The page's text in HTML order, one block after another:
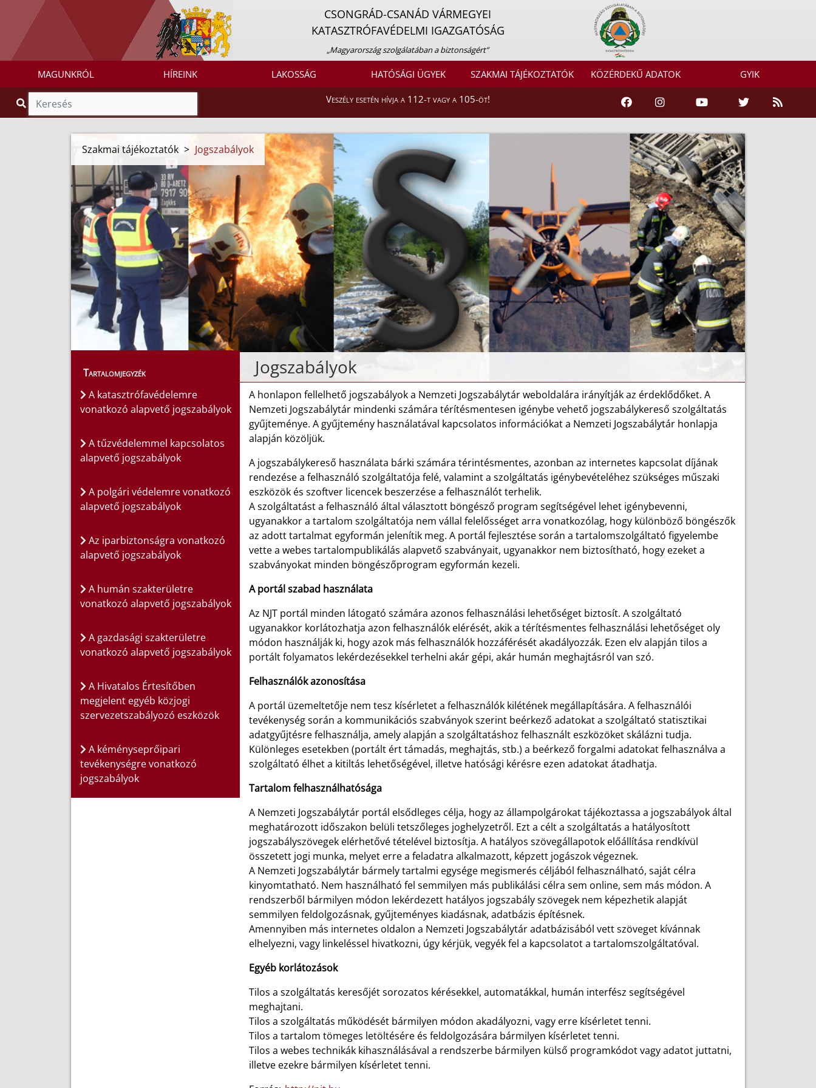
CSONGRÁD-CSANÁD VÁRMEGYEI
KATASZTRÓFAVÉDELMI IGAZGATÓSÁG
„Magyarország szolgálatában a biztonságért”
MAGUNKRÓL HÍREINK LAKOSSÁG HATÓSÁGI ÜGYEK SZAKMAI TÁJÉKOZTATÓK KÖZÉRDEKŰ ADATOK GYIK
Veszély esetén hívja a 112-t vagy a 105-öt!
Szakmai tájékoztatók > Jogszabályok
Tartalomjegyzék
A katasztrófavédelemre
vonatkozó alapvető jogszabályok
A tűzvédelemmel kapcsolatos
alapvető jogszabályok
A polgári védelemre vonatkozó
alapvető jogszabályok
Az iparbiztonságra vonatkozó
alapvető jogszabályok
A humán szakterületre
vonatkozó alapvető jogszabályok
A gazdasági szakterületre
vonatkozó alapvető jogszabályok
A Hivatalos Értesítőben
megjelent egyéb közjogi
szervezetszabályozó eszközök
A kéményseprőipari
tevékenységre vonatkozó
jogszabályok
Jogszabályok
A honlapon fellelhető jogszabályok a Nemzeti Jogszabálytár weboldalára irányítják az érdeklődőket. A
Nemzeti Jogszabálytár mindenki számára térítésmentesen igénybe vehető jogszabálykereső szolgáltatás
gyűjteménye. A gyűjtemény használatával kapcsolatos információkat a Nemzeti Jogszabálytár honlapja
alapján közöljük.
A jogszabálykereső használata bárki számára térintésmentes, azonban az internetes kapcsolat díjának
rendezése a felhasználó szolgáltatója felé, valamint a szolgáltatás igénybevételéhez szükséges műszaki
eszközök és szoftver licencek beszerzése a felhasználót terhelik.
A szolgáltatást a felhasználó által választott böngésző program segítségével lehet igénybevenni,
ugyanakkor a tartalom szolgáltatója nem vállal felelősséget arra vonatkozólag, hogy különböző böngészők
az adott tartalmat egyformán jelenítik meg. A portál fejlesztése során a tartalomszolgáltató figyelembe
vette a webes tartalompublikálás alapvető szabványait, ugyanakkor nem biztosítható, hogy ezeket a
szabványokat minden böngészőprogram egyformán kezeli.
A portál szabad használata
Az NJT portál minden látogató számára azonos felhasználási lehetőséget biztosít. A szolgáltató
ugyanakkor korlátozhatja azon felhasználók elérését, akik a térítésmentes felhasználási lehetőséget oly
módon használják ki, hogy azok más felhasználók hozzáférését akadályozzák. Ezen elv alapján tilos a
portált folyamatos lekérdezésekkel terhelni akár gépi, akár humán meghajtásról van szó.
Felhasználók azonosítása
A portál üzemeltetője nem tesz kísérletet a felhasználók kilétének megállapítására. A felhasználói
tevékenység során a kommunikációs szabványok szerint beérkező adatokat a szolgáltató statisztikai
adatgyűjtésre felhasználja, amely alapján a szolgáltatáshoz felhasznált eszközöket skálázni tudja.
Különleges esetekben (portált ért támadás, meghajtás, stb.) a beérkező forgalmi adatokat felhasználva a
szolgáltató élhet a kitiltás lehetőségével, illetve hatósági kérésre ezen adatokat átadhatja.
Tartalom felhasználhatósága
A Nemzeti Jogszabálytár portál elsődleges célja, hogy az állampolgárokat tájékoztassa a jogszabályok által
meghatározott időszakon belüli tetszőleges joghelyzetről. Ezt a célt a szolgáltatás a hatályosított
jogszabályszövegek elérhetővé tételével biztosítja. A hatályos szövegállapotok előállítása rendkívül
összetett jogi munka, melyet erre a feladatra alkalmazott, képzett jogászok végeznek.
A Nemzeti Jogszabálytár bármely tartalmi egysége megismerés céljából felhasználható, saját célra
kinyomtatható. Nem használható fel semmilyen más publikálási célra sem online, sem más módon. A
rendszerből bármilyen módon lekérdezett hatályos jogszabály szövegek nem képezhetik alapját
semmilyen feldolgozásnak, gyűjteményes kiadásnak, adatbázis építésnek.
Amennyiben más internetes oldalon a Nemzeti Jogszabálytár adatbázisából vett szöveget kívánnak
elhelyezni, vagy linkeléssel hivatkozni, úgy kérjük, vegyék fel a kapcsolatot a tartalomszolgáltatóval.
Egyéb korlátozások
Tilos a szolgáltatás keresőjét sorozatos kérésekkel, automatákkal, humán interfész segítségével
meghajtani.
Tilos a szolgáltatás működését bármilyen módon akadályozni, vagy erre kísérletet tenni.
Tilos a tartalom tömeges letöltésére és feldolgozására bármilyen kísérletet tenni.
Tilos a webes technikák kihasználásával a rendszerbe bármilyen külső programkódot vagy adatot juttatni,
illetve ezekre bármilyen kísérletet tenni.